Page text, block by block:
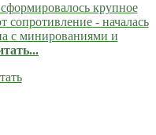
крупное
- началась
с минированиями и